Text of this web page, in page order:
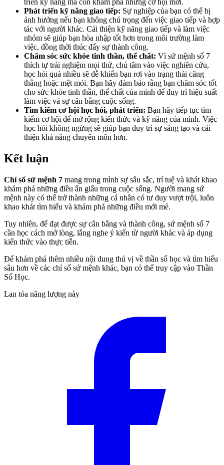
triển kỹ năng mà còn khám phá những cơ hội mới.
Phát triển kỹ năng giao tiếp: Sự nghiệp của bạn có thể bị
ảnh hưởng nếu bạn không chú trọng đến việc giao tiếp và hợp
tác với người khác. Cải thiện kỹ năng giao tiếp và làm việc
nhóm sẽ giúp bạn hòa nhập tốt hơn trong môi trường làm
việc, đồng thời thúc đẩy sự thành công.
Chăm sóc sức khỏe tinh thần, thể chất: Vì sứ mệnh số 7
thích tự trải nghiệm mọi thứ, chú tâm vào việc nghiên cứu,
học hỏi quá nhiều sẽ dễ khiến bạn rơi vào trạng thái căng
thẳng hoặc mệt mỏi. Bạn hãy đảm bảo rằng bạn chăm sóc tốt
cho sức khỏe tinh thần, thể chất của mình để duy trì hiệu suất
làm việc và sự cân bằng cuộc sống.
Tìm kiếm cơ hội học hỏi, phát triển: Bạn hãy tiếp tục tìm
kiếm cơ hội để mở rộng kiến thức và kỹ năng của mình. Việc
học hỏi không ngừng sẽ giúp bạn duy trì sự sáng tạo và cải
thiện khả năng chuyên môn hơn.
Kết luận
Chỉ số sứ mệnh 7 mang trong mình sự sâu sắc, trí tuệ và khát khao
khám phá những điều ẩn giấu trong cuộc sống. Người mang sứ
mệnh này có thể trở thành những cá nhân có tư duy vượt trội, luôn
khao khát tìm hiểu và khám phá những điều mới mẻ.
Tuy nhiên, để đạt được sự cân bằng và thành công, sứ mệnh số 7
cần học cách mở lòng, lắng nghe ý kiến từ người khác và áp dụng
kiến thức vào thực tiễn.
Để khám phá thêm nhiều nội dung thú vị về thần số học và tìm hiểu
sâu hơn về các chỉ số sứ mệnh khác, bạn có thể truy cập vào Thần
Số Học.
Lan tỏa năng lượng này